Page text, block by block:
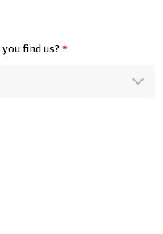
find us?*